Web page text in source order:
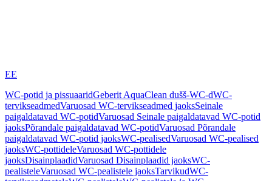
EE
WC-potid ja pissuaaridGeberit AquaClean dušš-WC-dWC-
tervikseadmedVaruosad WC-tervikseadmed jaoksSeinale
paigaldatavad WC-potidVaruosad Seinale paigaldatavad WC-potid
jaoksPõrandale paigaldatavad WC-potidVaruosad Põrandale
paigaldatavad WC-potid jaoksWC-pealisedVaruosad WC-pealised
jaoksWC-pottideleVaruosad WC-pottidele
jaoksDisainplaadidVaruosad Disainplaadid jaoksWC-
pealisteleVaruosad WC-pealistele jaoksTarvikudWC-